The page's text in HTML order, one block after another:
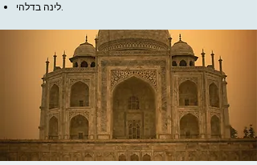
לינה בדלהי.